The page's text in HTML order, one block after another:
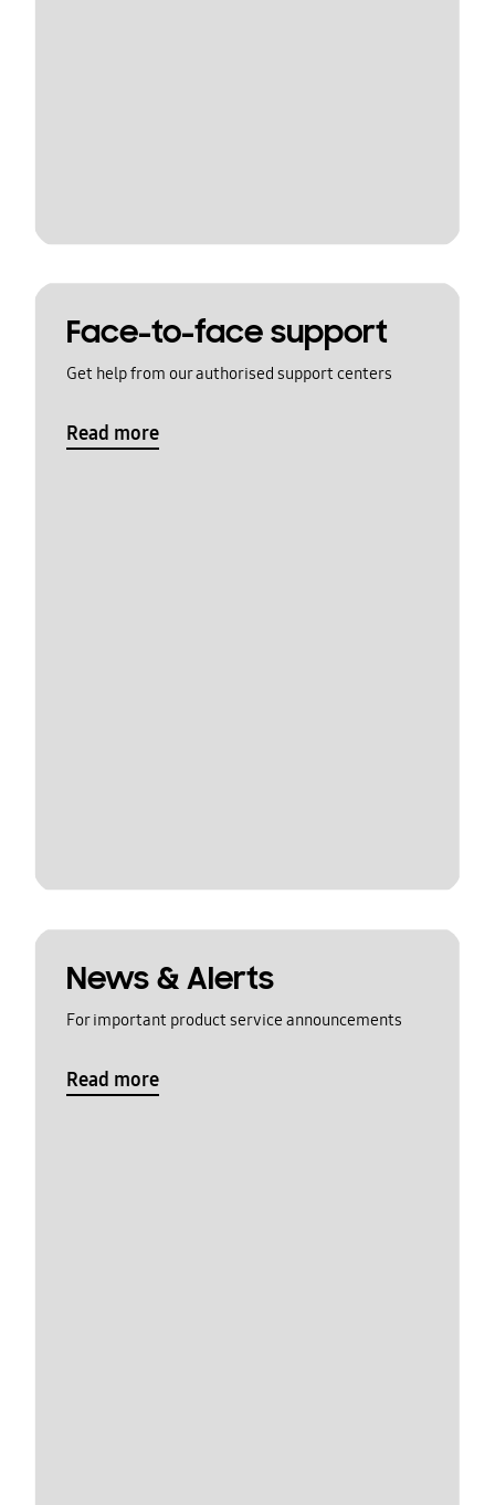
Face-to-face support
Get help from our authorised support centers
Read more
News & Alerts
For important product service announcements
Read more